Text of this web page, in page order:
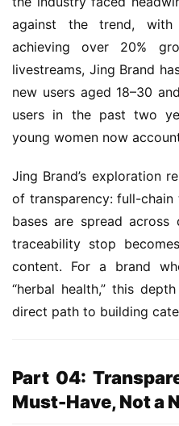
against the trend,
achieving over 20%
livestreams, Jing Brand
new users aged 18–30
users in the past two
young women now
Jing Brand’s exploration
of transparency: full-
bases are spread across
traceability stop
content. For a brand
“herbal health,” this
direct path to building
Part 04:
Must-Have, Not a